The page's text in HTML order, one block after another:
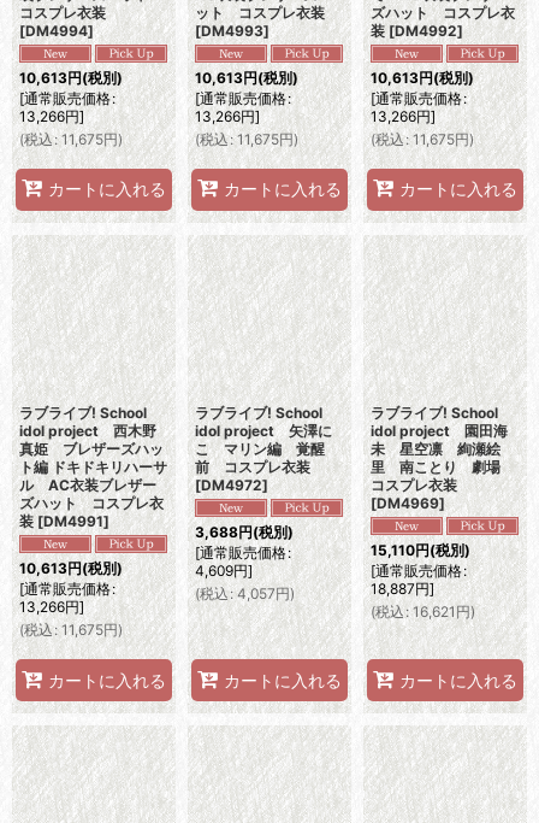
コスプレ衣装
[DM4994]
10,613円(税別)
[通常販売価格:
13,266円]
(税込: 11,675円)
カートに入れる
ット コスプレ衣装
[DM4993]
10,613円(税別)
[通常販売価格:
13,266円]
(税込: 11,675円)
カートに入れる
ズハット コスプレ衣
装 [DM4992]
10,613円(税別)
[通常販売価格:
13,266円]
(税込: 11,675円)
カートに入れる
ラブライブ! School
idol project 西木野
真姫 ブレザーズハッ
ト編 ドキドキリハーサ
ル AC衣装ブレザー
ズハット コスプレ衣
装 [DM4991]
10,613円(税別)
[通常販売価格:
13,266円]
(税込: 11,675円)
カートに入れる
ラブライブ! School
idol project 矢澤に
こ マリン編 覚醒
前 コスプレ衣装
[DM4972]
3,688円(税別)
[通常販売価格:
4,609円]
(税込: 4,057円)
カートに入れる
ラブライブ! School
idol project 園田海
未 星空凛 絢瀬絵
里 南ことり 劇場
コスプレ衣装
[DM4969]
15,110円(税別)
[通常販売価格:
18,887円]
(税込: 16,621円)
カートに入れる